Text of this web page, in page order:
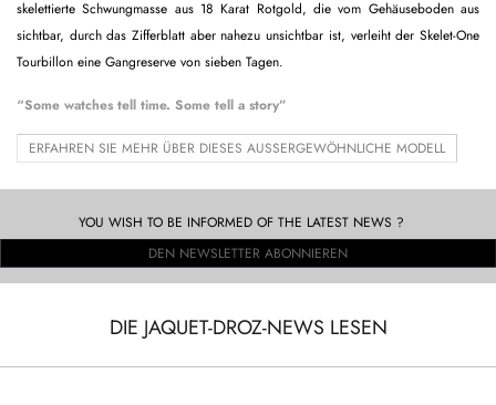
skelettierte Schwungmasse aus 18 Karat Rotgold, die vom Gehäuseboden aus
sichtbar, durch das Zifferblatt aber nahezu unsichtbar ist, verleiht der Skelet-One
Tourbillon eine Gangreserve von sieben Tagen.
“Some watches tell time. Some tell a story”
ERFAHREN SIE MEHR ÜBER DIESES AUSSERGEWÖHNLICHE MODELL
YOU WISH TO BE INFORMED OF THE LATEST NEWS ?
DEN NEWSLETTER ABONNIEREN
DIE JAQUET-DROZ-NEWS LESEN